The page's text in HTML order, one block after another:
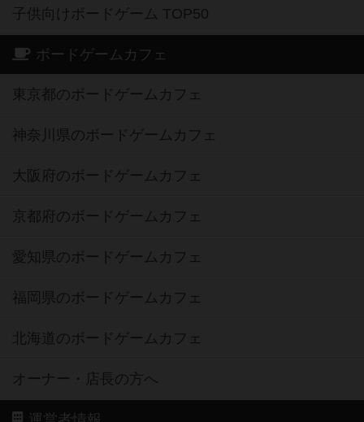
子供向けボードゲーム TOP50
ボードゲームカフェ
東京都のボードゲームカフェ
神奈川県のボードゲームカフェ
大阪府のボードゲームカフェ
京都府のボードゲームカフェ
愛知県のボードゲームカフェ
福岡県のボードゲームカフェ
北海道のボードゲームカフェ
オーナー・店長の方へ